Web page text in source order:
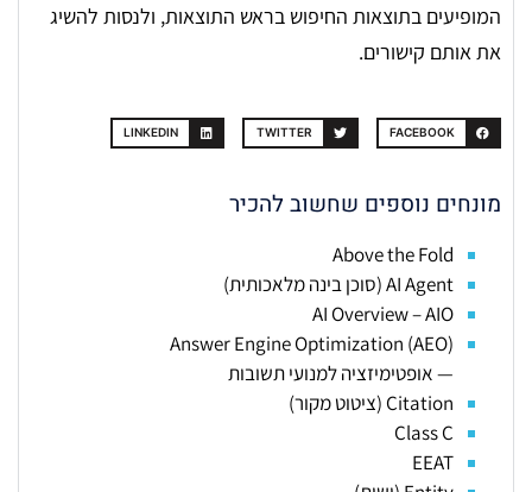
המופיעים בתוצאות החיפוש בראש התוצאות, ולנסות להשיג
את אותם קישורים.
FACEBOOK
TWITTER
LINKEDIN
מונחים נוספים שחשוב להכיר
Above the Fold
AI Agent (סוכן בינה מלאכותית)
AI Overview – AIO
Answer Engine Optimization (AEO)
— אופטימיזציה למנועי תשובות
Citation (ציטוט מקור)
Class C
EEAT